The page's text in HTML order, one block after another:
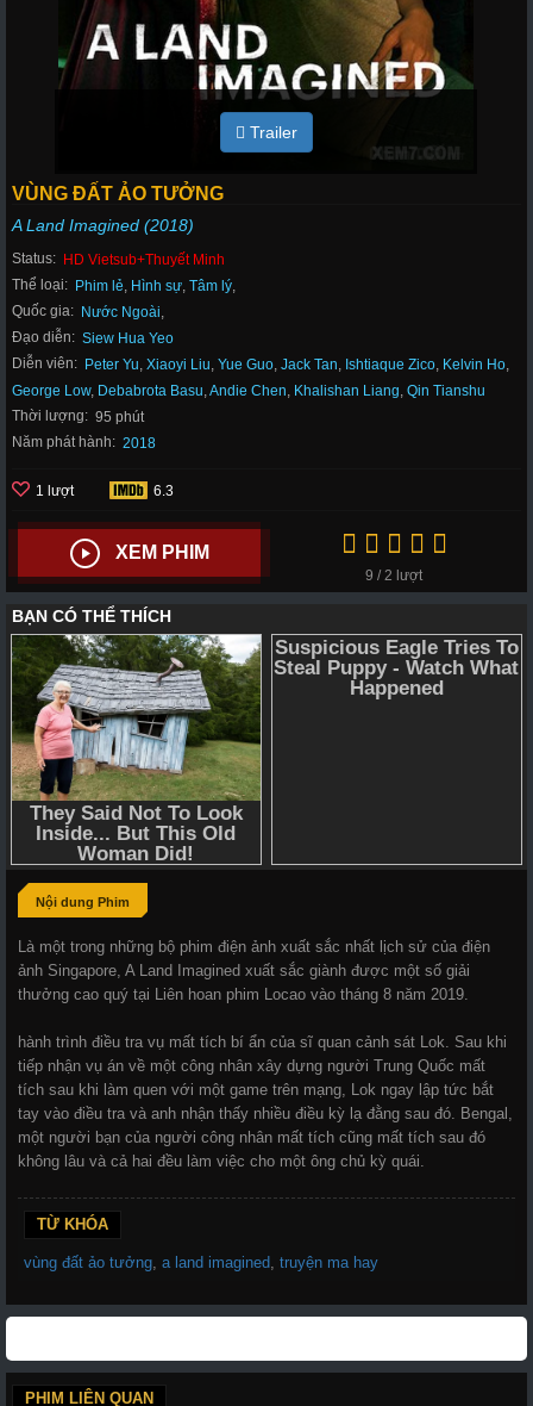
Trailer
VÙNG ĐẤT ẢO TƯỞNG
A Land Imagined (2018)
Status: HD Vietsub+Thuyết Minh
Thể loại: Phim lẻ, Hình sự, Tâm lý,
Quốc gia: Nước Ngoài,
Đạo diễn: Siew Hua Yeo
Diễn viên: Peter Yu, Xiaoyi Liu, Yue Guo, Jack Tan, Ishtiaque Zico, Kelvin Ho,
George Low, Debabrota Basu,Andie Chen, Khalishan Liang, Qin Tianshu
Thời lượng: 95 phút
Năm phát hành: 2018
1 lượt 6.3
XEM PHIM
9 / 2 lượt
Nội dung Phim
Là một trong những bộ phim điện ảnh xuất sắc nhất lịch sử của điện
ảnh Singapore, A Land Imagined xuất sắc giành được một số giải
thưởng cao quý tại Liên hoan phim Locao vào tháng 8 năm 2019.
hành trình điều tra vụ mất tích bí ẩn của sĩ quan cảnh sát Lok. Sau khi
tiếp nhận vụ án về một công nhân xây dựng người Trung Quốc mất
tích sau khi làm quen với một game trên mạng, Lok ngay lập tức bắt
tay vào điều tra và anh nhận thấy nhiều điều kỳ lạ đằng sau đó. Bengal,
một người bạn của người công nhân mất tích cũng mất tích sau đó
không lâu và cả hai đều làm việc cho một ông chủ kỳ quái.
TỪ KHÓA
vùng đất ảo tưởng a land imagined truyện ma hay
PHIM LIÊN QUAN